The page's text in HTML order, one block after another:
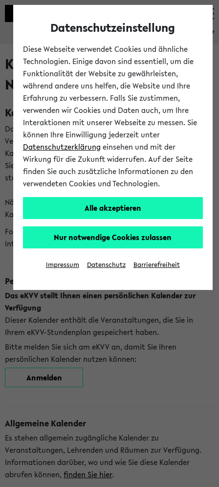
eKVV
Kalenderintegration und
Newsfeeds
Kalenderintegration
Das eKVV bietet Ihnen die Möglichkeit,
Veranstaltungstermine in eine Vielzahl von
Kalenderanwendungen einzubinden. Auf diese Weise können
Sie einen gemeinsamen Überblick über Ihre privaten und
studienbezogenen Termine erhalten.
Näheres zu Vorteilen und Funktionsweise der
Kalenderintegration können Sie auf unserer
Folgende Kalender bietet Ihnen das eKVV derzeit zur
Integration an:
Persönlicher Kalender
Das eKVV stellt Ihnen einen persönlichen Kalender zur
Verfügung
Dieser Kalender enthält die Veranstaltungen, die Sie in
Ihrem eKVV-Stundenplan gespeichert haben.
Bitte melden Sie sich am eKVV an, damit Sie Ihren
persönlichen Kalender nutzen können:
Anmelden
Allgemeine Kalender
Es stehen allgemein zugängliche Kalender zu
Veranstaltungen, Lehrenden und Räumen zur Verfügung.
Informationen darüber, wo und wie Sie diese Kalender
abrufen können, finden Sie hier.
Datenschutzeinstellung
Diese Webseite verwendet Cookies und ähnliche
Technologien. Einige davon sind essentiell, um die
Funktionalität der Website zu gewährleisten,
während andere uns helfen, die Website und Ihre
Erfahrung zu verbessern. Falls Sie zustimmen,
verwenden wir Cookies und Daten auch, um Ihre
Interaktionen mit unserer Webseite zu messen. Sie
können Ihre Einwilligung jederzeit unter
Datenschutzerklärung einsehen und mit der
Wirkung für die Zukunft widerrufen. Auf der Seite
finden Sie auch zusätzliche Informationen zu den
verwendeten Cookies und Technologien.
Alle akzeptieren
Nur notwendige Cookies zulassen
Impressum Datenschutz Barrierefreiheit